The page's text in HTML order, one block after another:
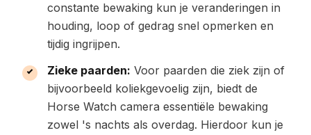
constante bewaking kun je veranderingen in
houding, loop of gedrag snel opmerken en
tijdig ingrijpen.
Zieke paarden: Voor paarden die ziek zijn of
bijvoorbeeld koliekgevoelig zijn, biedt de
Horse Watch camera essentiële bewaking
zowel 's nachts als overdag. Hierdoor kun je